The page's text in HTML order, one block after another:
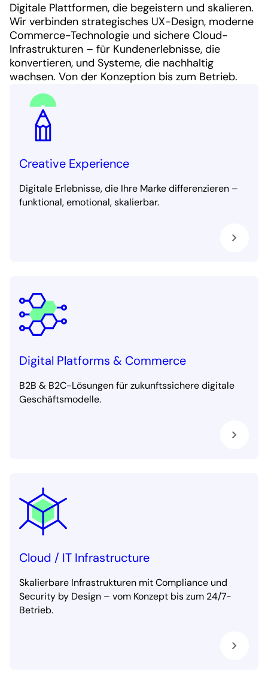
Digitale Plattformen, die begeistern und skalieren.
Wir verbinden strategisches UX-Design, moderne
Commerce-Technologie und sichere Cloud-
Infrastrukturen – für Kundenerlebnisse, die
konvertieren, und Systeme, die nachhaltig
wachsen. Von der Konzeption bis zum Betrieb.
Creative Experience
Digitale Erlebnisse, die Ihre Marke differenzieren –
funktional, emotional, skalierbar.
Digital Platforms & Commerce
B2B & B2C-Lösungen für zukunftssichere digitale
Geschäftsmodelle.
Cloud / IT Infrastructure
Skalierbare Infrastrukturen mit Compliance und
Security by Design – vom Konzept bis zum 24/7-
Betrieb.